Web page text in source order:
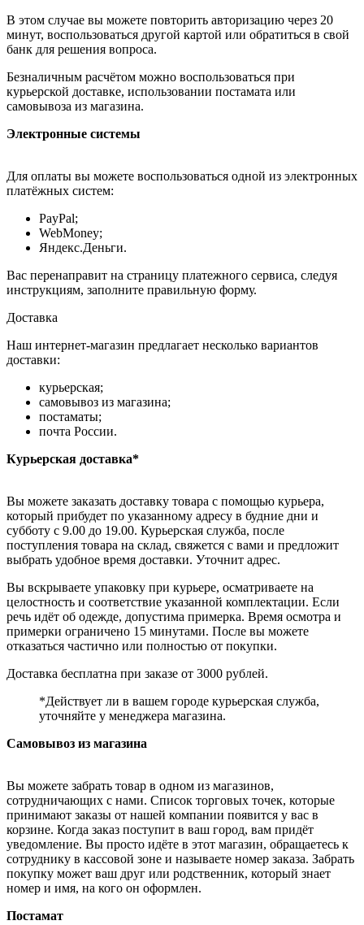
В этом случае вы можете повторить авторизацию через 20
минут, воспользоваться другой картой или обратиться в свой
банк для решения вопроса.
Безналичным расчётом можно воспользоваться при
курьерской доставке, использовании постамата или
самовывоза из магазина.
Электронные системы
Для оплаты вы можете воспользоваться одной из электронных
платёжных систем:
PayPal;
WebMoney;
Яндекс.Деньги.
Вас перенаправит на страницу платежного сервиса, следуя
инструкциям, заполните правильную форму.
Доставка
Наш интернет-магазин предлагает несколько вариантов
доставки:
курьерская;
самовывоз из магазина;
постаматы;
почта России.
Курьерская доставка*
Вы можете заказать доставку товара с помощью курьера,
который прибудет по указанному адресу в будние дни и
субботу с 9.00 до 19.00. Курьерская служба, после
поступления товара на склад, свяжется с вами и предложит
выбрать удобное время доставки. Уточнит адрес.
Вы вскрываете упаковку при курьере, осматриваете на
целостность и соответствие указанной комплектации. Если
речь идёт об одежде, допустима примерка. Время осмотра и
примерки ограничено 15 минутами. После вы можете
отказаться частично или полностью от покупки.
Доставка бесплатна при заказе от 3000 рублей.
*Действует ли в вашем городе курьерская служба,
уточняйте у менеджера магазина.
Самовывоз из магазина
Вы можете забрать товар в одном из магазинов,
сотрудничающих с нами. Список торговых точек, которые
принимают заказы от нашей компании появится у вас в
корзине. Когда заказ поступит в ваш город, вам придёт
уведомление. Вы просто идёте в этот магазин, обращаетесь к
сотруднику в кассовой зоне и называете номер заказа. Забрать
покупку может ваш друг или родственник, который знает
номер и имя, на кого он оформлен.
Постамат